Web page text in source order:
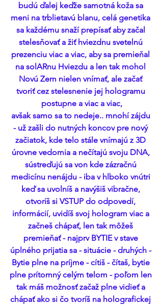
budú ďalej keďže samotná koža sa
meni na trblietavú blanu, celá genetika
sa každému snaží prepísať aby začal
stelesňovať a žiť hviezdnu svetelnú
prezenciu viac a viac, aby sa premieňal
na solARnu Hviezdu a len tak mohol
Novú Zem nielen vnímať, ale začať
tvoriť cez stelesnenie jej hologramu
postupne a viac a viac,
avšak samo sa to nedeje.. mnohí zájdu
- už zašli do nutných koncov pre nový
začiatok, kde telo stále vnímajú z 3D
úrovne vedomia a nečítajú svoju DNA,
sústreďujú sa von kde zázračnú
medicínu nenájdu - iba v hlboko vnútri
keď sa uvolníš a navýšiš vibračne,
otvoríš si VSTUP do odpovedí,
informácií, uvidíš svoj hologram viac a
začneš chápať, len tak môžeš
premieňať - najprv BYTIE v stave
úplného prijatia sa - situácie - druhých -
Bytie plne na príjme - cítiš - čítaš, bytie
plne prítomný celým telom - poľom len
tak máš možnosť začaž plne vidieť a
chápať ako si čo tvoríš na holografickej